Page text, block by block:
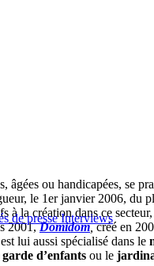
de presse Interviews
âgées ou handicapées, se
le 1er janvier 2006, du
la création dans ce
2001,Domidom,créé en
est lui aussi spécialisé dans le
garde d’enfants ou le